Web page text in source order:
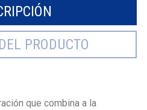
PRODUCTO
que combina a la